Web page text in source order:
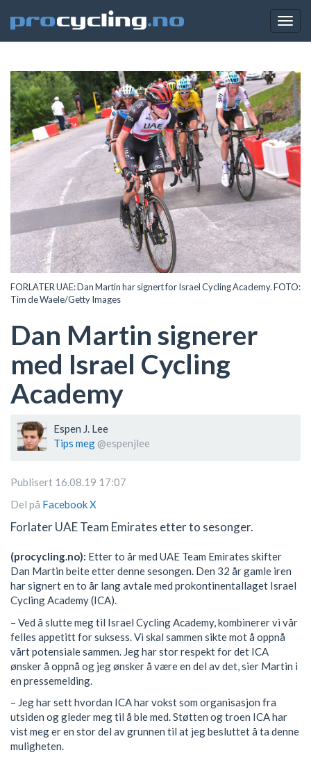
FORLATER UAE: Dan Martin har signert for Israel Cycling Academy. FOTO:
Tim de Waele/Getty Images
Dan Martin signerer
med Israel Cycling
Academy
Espen J. Lee
Tips meg @espenjlee
Publisert 16.08.19 17:07
Del på FacebookX
Forlater UAE Team Emirates etter to sesonger.
(procycling.no): Etter to år med UAE Team Emirates skifter
Dan Martin beite etter denne sesongen. Den 32 år gamle iren
har signert en to år lang avtale med prokontinentallaget Israel
Cycling Academy (ICA).
– Ved å slutte meg til Israel Cycling Academy, kombinerer vi vår
felles appetitt for suksess. Vi skal sammen sikte mot å oppnå
vårt potensiale sammen. Jeg har stor respekt for det ICA
ønsker å oppnå og jeg ønsker å være en del av det, sier Martin i
en pressemelding.
– Jeg har sett hvordan ICA har vokst som organisasjon fra
utsiden og gleder meg til å ble med. Støtten og troen ICA har
vist meg er en stor del av grunnen til at jeg besluttet å ta denne
muligheten.